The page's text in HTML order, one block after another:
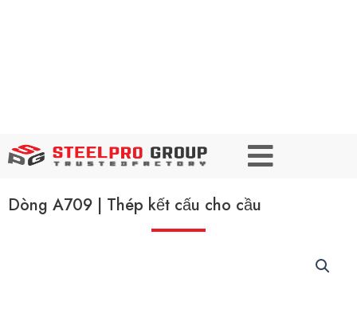
Dòng A709 | Thép kết cấu cho cầu